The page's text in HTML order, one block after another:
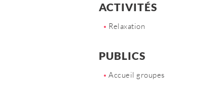
ACTIVITÉS
Relaxation
PUBLICS
Accueil groupes